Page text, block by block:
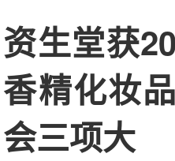
资生堂获
香精化妆
会三项大